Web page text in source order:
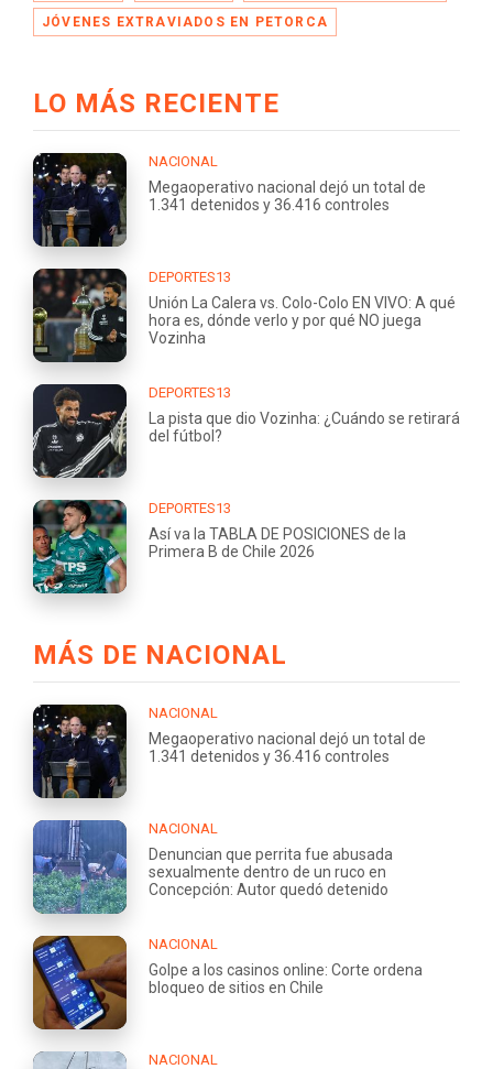
JÓVENES EXTRAVIADOS EN PETORCA
LO MÁS RECIENTE
NACIONAL
Megaoperativo nacional dejó un total de
1.341 detenidos y 36.416 controles
DEPORTES13
Unión La Calera vs. Colo-Colo EN VIVO: A qué
hora es, dónde verlo y por qué NO juega
Vozinha
DEPORTES13
La pista que dio Vozinha: ¿Cuándo se retirará
del fútbol?
DEPORTES13
Así va la TABLA DE POSICIONES de la
Primera B de Chile 2026
MÁS DE NACIONAL
NACIONAL
Megaoperativo nacional dejó un total de
1.341 detenidos y 36.416 controles
NACIONAL
Denuncian que perrita fue abusada
sexualmente dentro de un ruco en
Concepción: Autor quedó detenido
NACIONAL
Golpe a los casinos online: Corte ordena
bloqueo de sitios en Chile
NACIONAL